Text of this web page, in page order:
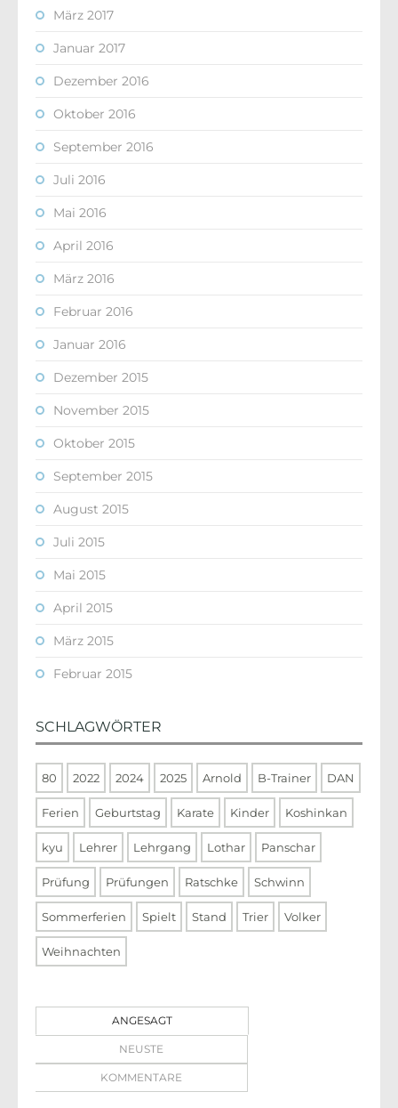
März 2017
Januar 2017
Dezember 2016
Oktober 2016
September 2016
Juli 2016
Mai 2016
April 2016
März 2016
Februar 2016
Januar 2016
Dezember 2015
November 2015
Oktober 2015
September 2015
August 2015
Juli 2015
Mai 2015
April 2015
März 2015
Februar 2015
SCHLAGWÖRTER
80 2022 2024 2025 Arnold B-Trainer DAN
Ferien Geburtstag Karate Kinder Koshinkan
kyu Lehrer Lehrgang Lothar Panschar
Prüfung Prüfungen Ratschke Schwinn
Sommerferien Spielt Stand Trier Volker
Weihnachten
ANGESAGT
NEUSTE
KOMMENTARE